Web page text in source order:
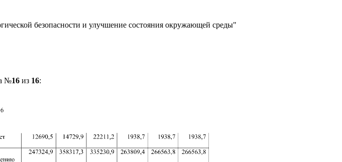
безопасности и улучшение состояния окружающей среды"
№16из 16: